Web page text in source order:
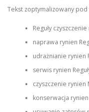
Tekst zoptymalizowany pod
Reguły
naprawa rynien
udrażnianie rynien
serwis rynien
czyszczenie rynien
konserwacja rynien